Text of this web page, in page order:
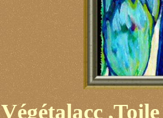
Végétalacc